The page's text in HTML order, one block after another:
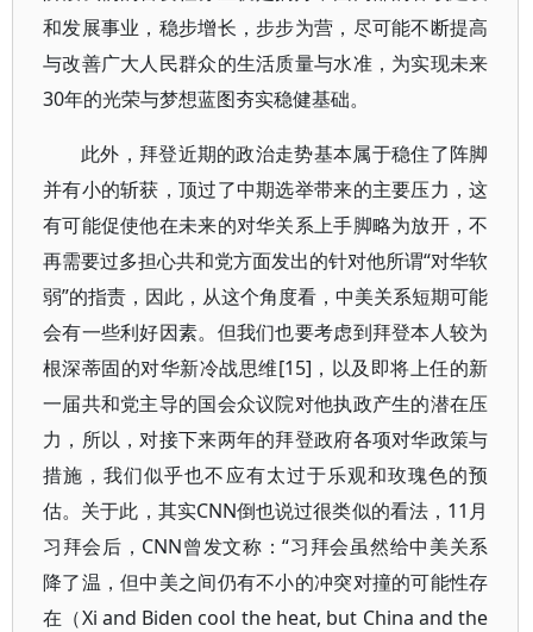
和发展事业，稳步增长，步步为营，尽可能不断提高
与改善广大人民群众的生活质量与水准，为实现未来
30年的光荣与梦想蓝图夯实稳健基础。
此外，拜登近期的政治走势基本属于稳住了阵脚
并有小的斩获，顶过了中期选举带来的主要压力，这
有可能促使他在未来的对华关系上手脚略为放开，不
再需要过多担心共和党方面发出的针对他所谓“对华软
弱”的指责，因此，从这个角度看，中美关系短期可能
会有一些利好因素。但我们也要考虑到拜登本人较为
根深蒂固的对华新冷战思维[15]，以及即将上任的新
一届共和党主导的国会众议院对他执政产生的潜在压
力，所以，对接下来两年的拜登政府各项对华政策与
措施，我们似乎也不应有太过于乐观和玫瑰色的预
估。关于此，其实CNN倒也说过很类似的看法，11月
习拜会后，CNN曾发文称：“习拜会虽然给中美关系
降了温，但中美之间仍有不小的冲突对撞的可能性存
在（Xi and Biden cool the heat, but China and the